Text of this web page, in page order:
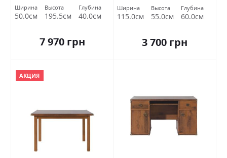
Украина
Ширина
50.0см
Высота
195.5см
Глубина
40.0см
7 970 грн
БРВ Украина
Ширина
115.0см
Высота
55.0см
Глубина
60.0см
3 700 грн
АКЦИЯ